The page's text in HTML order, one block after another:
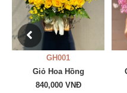
GH001
Giỏ Hoa Hồng
840,000 VNĐ